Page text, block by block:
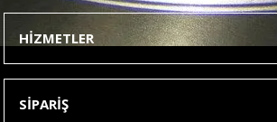
Ürün bilgilerinde hatalar bulunuyor.
Ürün fiyatı diğer sitelerden daha pahalı.
Bu ürüne benzer farklı alternatifler olmalı.
HİZMETLER
SİPARİŞ